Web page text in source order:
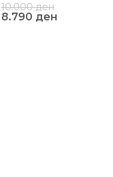
10.000ден
8.790 ден